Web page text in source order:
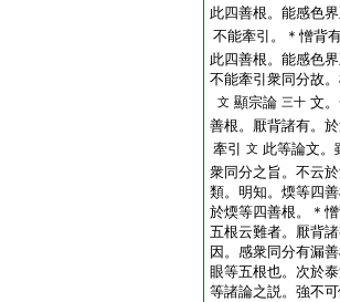
此四善根。能感色
不能牽引。＊憎背
此四善根。能感色
不能牽引衆同分故
文 顯宗論 三十 文
善根。厭背諸有。
牽引
文 此等論文。
衆同分之旨。不云
類。明知。煗等四
於煗等四善根。＊
五根云難者。厭背
因。感衆同分有漏
眼等五根也。次於
等諸論之説。強不